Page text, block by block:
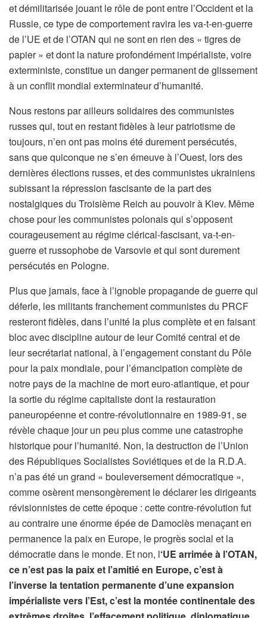
et démilitarisée jouant le rôle de pont entre l’Occident et la
Russie, ce type de comportement ravira les va-t-en-guerre
de l’UE et de l’OTAN qui ne sont en rien des « tigres de
papier » et dont la nature profondément impérialiste, voire
exterministe, constitue un danger permanent de glissement
à un conflit mondial exterminateur d’humanité.
Nous restons par ailleurs solidaires des communistes
russes qui, tout en restant fidèles à leur patriotisme de
toujours, n’en ont pas moins été durement persécutés,
sans que quiconque ne s’en émeuve à l’Ouest, lors des
dernières élections russes, et des communistes ukrainiens
subissant la répression fascisante de la part des
nostalgiques du Troisième Reich au pouvoir à Kiev. Même
chose pour les communistes polonais qui s’opposent
courageusement au régime clérical-fascisant, va-t-en-
guerre et russophobe de Varsovie et qui sont durement
persécutés en Pologne.
Plus que jamais, face à l’ignoble propagande de guerre qui
déferle, les militants franchement communistes du PRCF
resteront fidèles, dans l’unité la plus complète et en faisant
bloc avec discipline autour de leur Comité central et de
leur secrétariat national, à l’engagement constant du Pôle
pour la paix mondiale, pour l’émancipation complète de
notre pays de la machine de mort euro-atlantique, et pour
la sortie du régime capitaliste dont la restauration
paneuropéenne et contre-révolutionnaire en 1989-91, se
révèle chaque jour un peu plus comme une catastrophe
historique pour l’humanité. Non, la destruction de l’Union
des Républiques Socialistes Soviétiques et de la R.D.A.
n’a pas été un grand « bouleversement démocratique »,
comme osèrent mensongèrement le déclarer les dirigeants
révisionnistes de cette époque : cette contre-révolution fut
au contraire une énorme épée de Damoclès menaçant en
permanence la paix en Europe, le progrès social et la
démocratie dans le monde. Et non, l‘UE arrimée à l’OTAN,
ce n’est pas la paix et l’amitié en Europe, c’est à
l’inverse la tentation permanente d’une expansion
impérialiste vers l’Est, c’est la montée continentale des